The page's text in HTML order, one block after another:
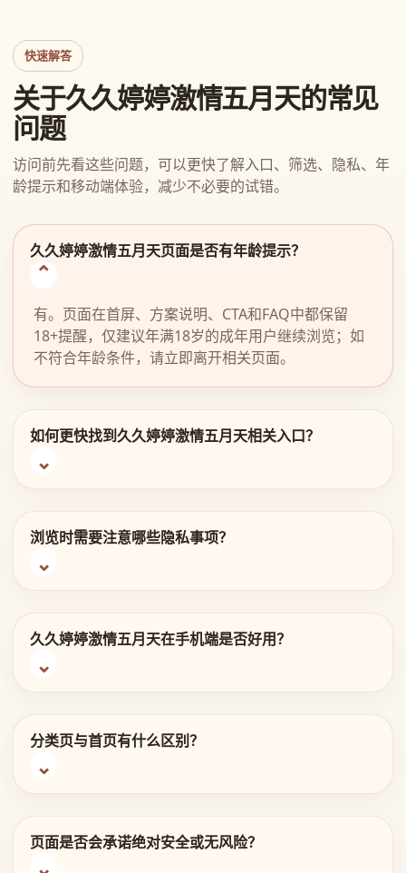
快速解答
关于久久婷婷激情五月天的常见
问题
访问前先看这些问题，可以更快了解入口、筛选、隐私、年
龄提示和移动端体验，减少不必要的试错。
久久婷婷激情五月天页面是否有年龄提示？
有。页面在首屏、方案说明、CTA和FAQ中都保留
18+提醒，仅建议年满18岁的成年用户继续浏览；如
不符合年龄条件，请立即离开相关页面。
如何更快找到久久婷婷激情五月天相关入口？
浏览时需要注意哪些隐私事项？
久久婷婷激情五月天在手机端是否好用？
分类页与首页有什么区别？
页面是否会承诺绝对安全或无风险？